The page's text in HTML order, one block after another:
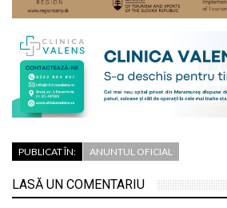
PUBLICAT ÎN: ANUNTUL OFICIAL
LASĂ UN COMENTARIU